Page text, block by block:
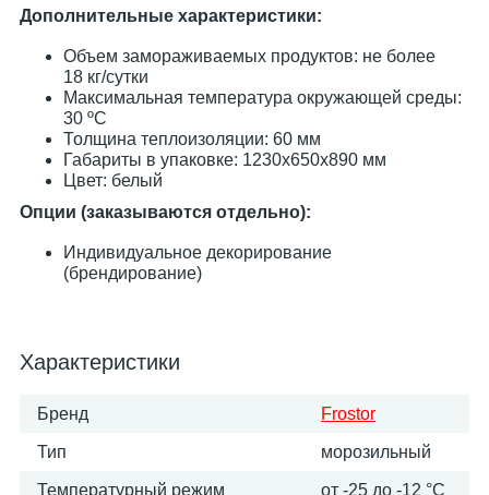
Дополнительные характеристики:
Объем замораживаемых продуктов: не более
18 кг/сутки
Максимальная температура окружающей среды:
30 ºC
Толщина теплоизоляции: 60 мм
Габариты в упаковке: 1230х650х890 мм
Цвет: белый
Опции (заказываются отдельно):
Индивидуальное декорирование
(брендирование)
Характеристики
Бренд Frostor
Тип морозильный
Температурный режим от -25 до -12 °С